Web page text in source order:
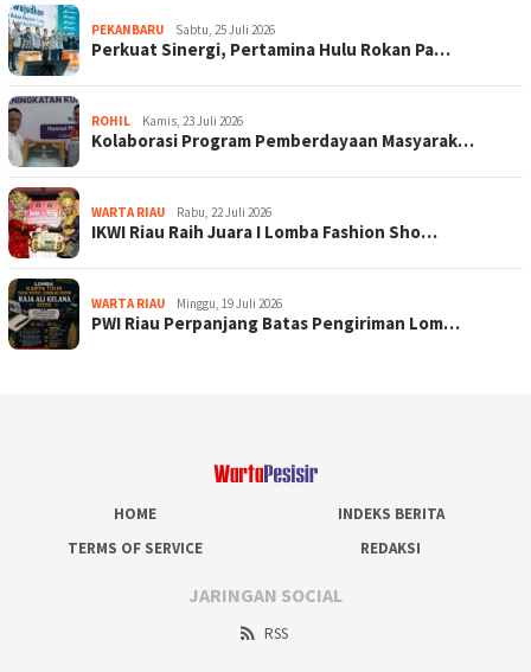
PEKANBARU Sabtu, 25 Juli 2026
Perkuat Sinergi, Pertamina Hulu Rokan Pa…
ROHIL Kamis, 23 Juli 2026
Kolaborasi Program Pemberdayaan Masyarak…
WARTA RIAU Rabu, 22 Juli 2026
IKWI Riau Raih Juara I Lomba Fashion Sho…
WARTA RIAU Minggu, 19 Juli 2026
PWI Riau Perpanjang Batas Pengiriman Lom…
HOME
INDEKS BERITA
TERMS OF SERVICE
REDAKSI
JARINGAN SOCIAL
RSS